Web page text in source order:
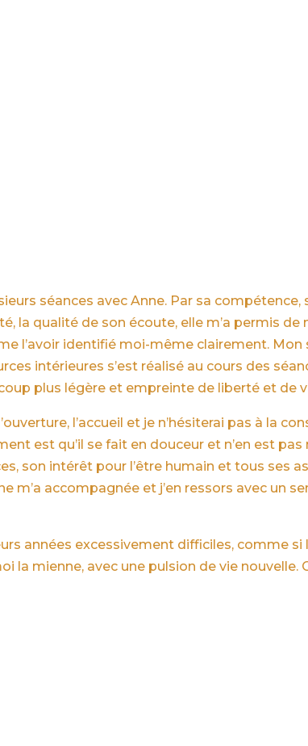
séances avec Anne. Par sa compétence,
la qualité de son écoute, elle m’a permis de
l’avoir identifié moi-même clairement.
intérieures s’est réalisé au cours des
plus légère et empreinte de liberté et de
l’accueil et je n’hésiterai pas à la
est qu’il se fait en douceur et n’en est pas
son intérêt pour l’être humain et tous ses
m’a accompagnée et j’en ressors avec un
années excessivement difficiles, comme si
la mienne, avec une pulsion de vie nouvelle.